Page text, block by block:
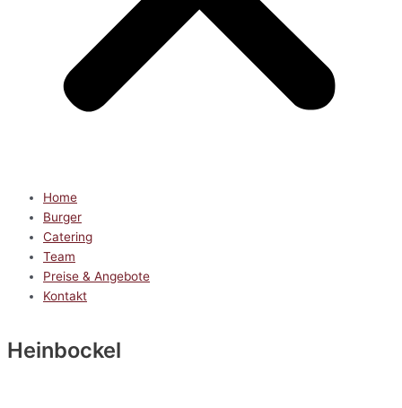
Home
Burger
Catering
Team
Preise & Angebote
Kontakt
Heinbockel